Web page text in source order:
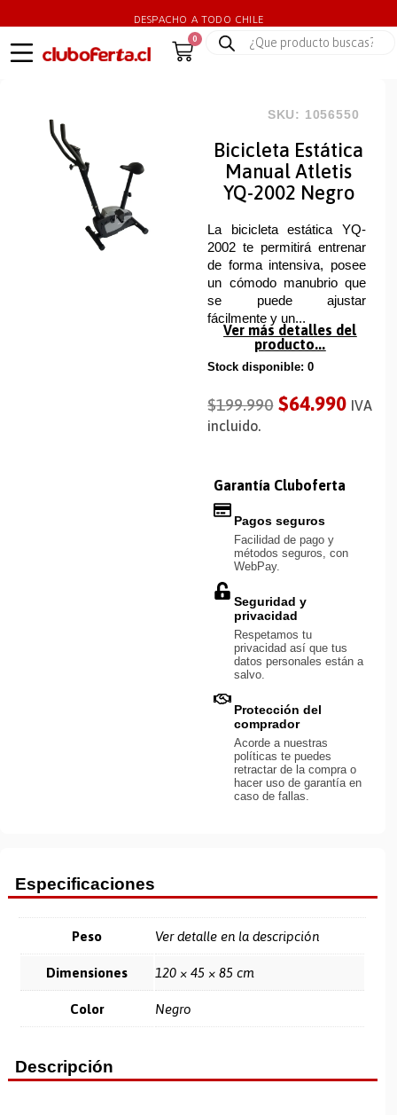
DESPACHO A TODO CHILE
0
SKU: 1056550
Bicicleta Estática
Manual Atletis
YQ-2002 Negro
La bicicleta estática YQ-
2002 te permitirá entrenar
de forma intensiva, posee
un cómodo manubrio que
se puede ajustar
fácilmente y un...
Ver más detalles del
producto...
Stock disponible: 0
$199.990 $64.990 IVA
incluido.
Garantía Cluboferta
Pagos seguros
Facilidad de pago y
métodos seguros, con
WebPay.
Seguridad y
privacidad
Respetamos tu
privacidad así que tus
datos personales están a
salvo.
Protección del
comprador
Acorde a nuestras
políticas te puedes
retractar de la compra o
hacer uso de garantía en
caso de fallas.
Especificaciones
Peso Ver detalle en la descripción
Dimensiones 120 × 45 × 85 cm
Color Negro
Descripción